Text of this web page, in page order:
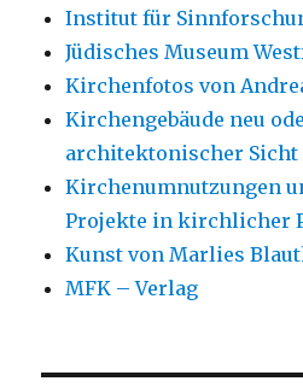
Institut für
Jüdisches Museum
Kirchenfotos von
Kirchengebäude neu
architektonischer Sicht
Kirchenumnutzungen
Projekte in kirchlicher
Kunst von Marlies
MFK – Verlag